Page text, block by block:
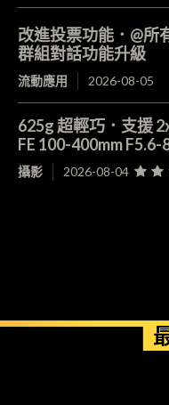
改進投票功能．@
群組對話功能升級
流動應用 2026-08-05
625g 超輕巧．支援
FE 100-400mm F5.6-
攝影 2026-08-04